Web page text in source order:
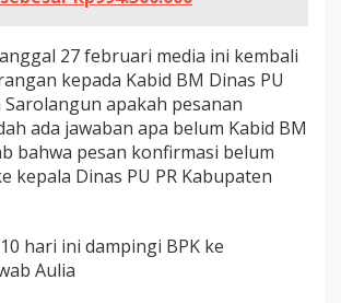
27 februari media ini kembali
kepada Kabid BM Dinas PU
Sarolangun apakah pesanan
ada jawaban apa belum Kabid BM
bahwa pesan konfirmasi belum
kepala Dinas PU PR Kabupaten
hari ini dampingi BPK ke
Aulia